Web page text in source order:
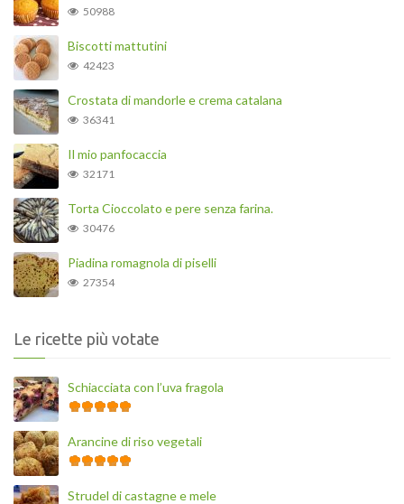
50988
Biscotti mattutini
42423
Crostata di mandorle e crema catalana
36341
Il mio panfocaccia
32171
Torta Cioccolato e pere senza farina.
30476
Piadina romagnola di piselli
27354
Le ricette più votate
Schiacciata con l’uva fragola
Arancine di riso vegetali
Strudel di castagne e mele